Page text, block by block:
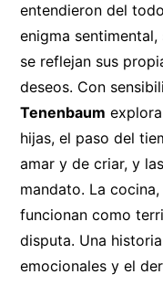
entendieron del
enigma
se reflejan sus
deseos. Con
Tenenbaum
hijas, el paso del
amar y de criar, y
mandato. La
funcionan como
disputa. Una
emocionales y el